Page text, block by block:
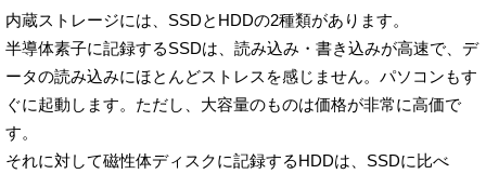
内蔵ストレージには、SSDとHDDの2種類があります。
半導体素子に記録するSSDは、読み込み・書き込みが高速で、デ
ータの読み込みにほとんどストレスを感じません。パソコンもす
ぐに起動します。ただし、大容量のものは価格が非常に高価で
す。
それに対して磁性体ディスクに記録するHDDは、SSDに比べ